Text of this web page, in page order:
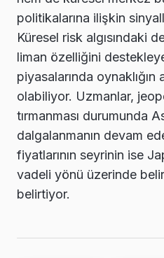
politikalarına ilişkin
Küresel risk algısındaki
liman özelliğini
piyasalarında oynaklığın
olabiliyor. Uzmanlar,
tırmanması durumunda
dalgalanmanın devam
fiyatlarının seyrinin ise
vadeli yönü üzerinde
belirtiyor.